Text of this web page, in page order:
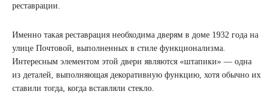
реставрации.
Именно такая реставрация необходима дверям в доме 1932 года на
улице Почтовой, выполненных в стиле функционализма.
Интересным элементом этой двери являются «штапики» — одна
из деталей, выполняющая декоративную функцию, хотя обычно их
ставили тогда, когда вставляли стекло.